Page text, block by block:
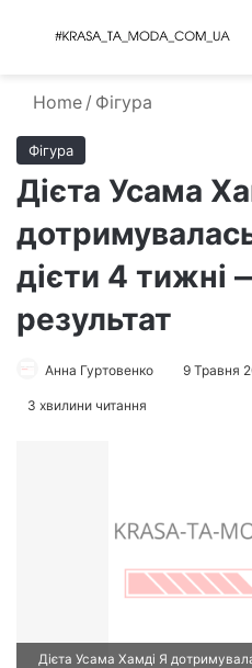
Menu
Home / Фігура
Фігура
Дієта Усама
дієти 4 тижні
результат
Анна Гуртовенко 9 Травня
3 хвилини читання
Дієта Усама Хамді Я